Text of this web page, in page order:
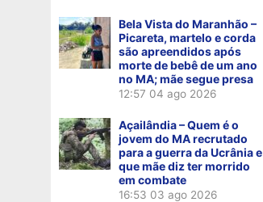
Bela Vista do Maranhão –
Picareta, martelo e corda
são apreendidos após
morte de bebê de um ano
no MA; mãe segue presa
12:57 04 ago 2026
Açailândia – Quem é o
jovem do MA recrutado
para a guerra da Ucrânia e
que mãe diz ter morrido
em combate
16:53 03 ago 2026